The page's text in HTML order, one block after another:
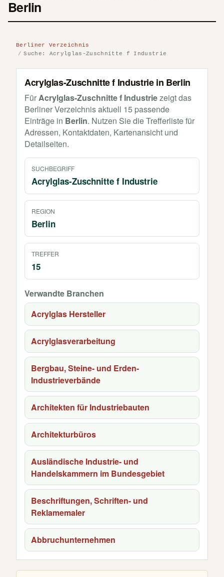
Berlin
Berliner Verzeichnis
Suche: Acrylglas-Zuschnitte f Industrie
Acrylglas-Zuschnitte f Industrie in Berlin
FürAcrylglas-Zuschnitte f Industriezeigt das
Berliner Verzeichnis aktuell 15 passende
Einträge in Berlin. Nutzen Sie die Trefferliste für
Adressen, Kontaktdaten, Kartenansicht und
Detailseiten.
SUCHBEGRIFF
Acrylglas-Zuschnitte f Industrie
REGION
Berlin
TREFFER
15
Verwandte Branchen
Acrylglas Hersteller
Acrylglasverarbeitung
Bergbau, Steine- und Erden-
Industrieverbände
Architekten für Industriebauten
Architekturbüros
Ausländische Industrie- und
Handelskammern im Bundesgebiet
Beschriftungen, Schriften- und
Reklamemaler
Abbruchunternehmen